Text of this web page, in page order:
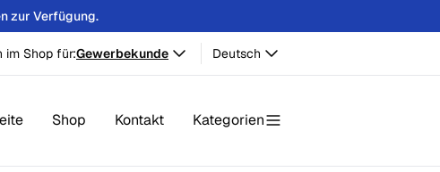
zur Verfügung.
im Shop für:Gewerbekunde Deutsch
Shop Kontakt Kategorien